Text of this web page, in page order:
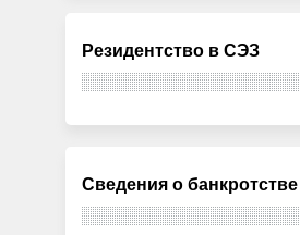
Резидентство в СЭЗ
Сведения о банкротстве